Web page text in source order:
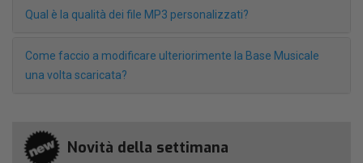
Qual è la qualità dei file MP3 personalizzati?
Come faccio a modificare ulteriorimente la Base Musicale
una volta scaricata?
Novità della settimana